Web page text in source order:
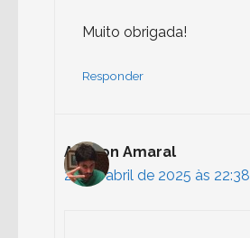
Muito obrigada!
Responder
Adilson Amaral
29 de abril de 2025 às 22:38